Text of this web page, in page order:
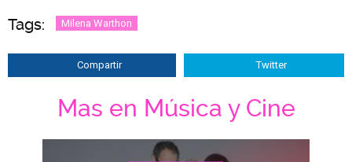
Tags: Milena Warthon
Compartir Twitter
Mas en Música y Cine